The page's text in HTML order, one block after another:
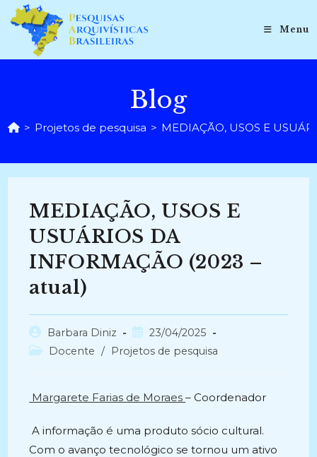
para
conteúdo
Menu
Blog
> Projetos de pesquisa > MEDIAÇÃO, USOS E
MEDIAÇÃO, USOS E
USUÁRIOS DA
INFORMAÇÃO (2023 –
atual)
Autor
do
Barbara Diniz
Post
publicado:
23/04/2025
Categoria
Docente / Projetos de pesquisa
Margarete Farias de Moraes– Coordenador
A informação é uma produto sócio cultural.
Com o avanço tecnológico se tornou um ativo